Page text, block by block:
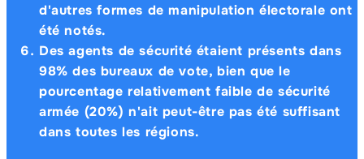
d'autres formes de manipulation électorale ont
été notés.
Des agents de sécurité étaient présents dans
98% des bureaux de vote, bien que le
pourcentage relativement faible de sécurité
armée (20%) n'ait peut-être pas été suffisant
dans toutes les régions.